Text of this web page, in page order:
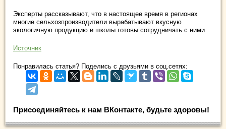
Эксперты рассказывают, что в настоящее время в регионах
многие сельхозпроизводители вырабатывают вкусную
экологичную продукцию и школы готовы сотрудничать с ними.
Источник
Понравилась статья? Поделись с друзьями в соц.сетях:
Присоединяйтесь к нам ВКонтакте, будьте здоровы!